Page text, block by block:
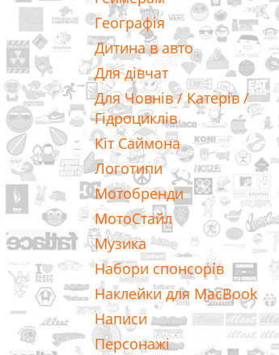
Географія
Дитина в авто
Для дівчат
Для Човнів / Катерів /
Гідроциклів
Кіт Саймона
Логотипи
Мотобренди
МотоСтайл
Музика
Набори спонсорів
Наклейки для MacBook
Написи
Персонажі